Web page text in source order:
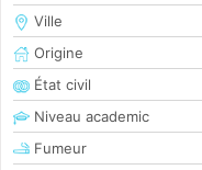
Ville
Origine
État civil
Niveau academic
Fumeur